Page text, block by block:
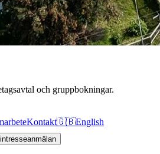
och gruppbokningar.
Kontakt🇬🇧English